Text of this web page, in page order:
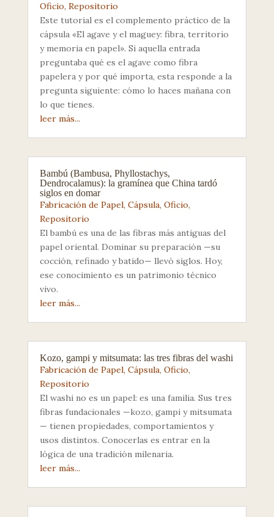
Oficio, Repositorio
Este tutorial es el complemento práctico de la
cápsula «El agave y el maguey: fibra, territorio
y memoria en papel». Si aquella entrada
preguntaba qué es el agave como fibra
papelera y por qué importa, esta responde a la
pregunta siguiente: cómo lo haces mañana con
lo que tienes.
leer más...
Bambú (Bambusa, Phyllostachys,
Dendrocalamus): la gramínea que China tardó
siglos en domar
Fabricación de Papel, Cápsula, Oficio,
Repositorio
El bambú es una de las fibras más antiguas del
papel oriental. Dominar su preparación —su
cocción, refinado y batido— llevó siglos. Hoy,
ese conocimiento es un patrimonio técnico
vivo.
leer más...
Kozo, gampi y mitsumata: las tres fibras del washi
Fabricación de Papel, Cápsula, Oficio,
Repositorio
El washi no es un papel: es una familia. Sus tres
fibras fundacionales —kozo, gampi y mitsumata
— tienen propiedades, comportamientos y
usos distintos. Conocerlas es entrar en la
lógica de una tradición milenaria.
leer más...